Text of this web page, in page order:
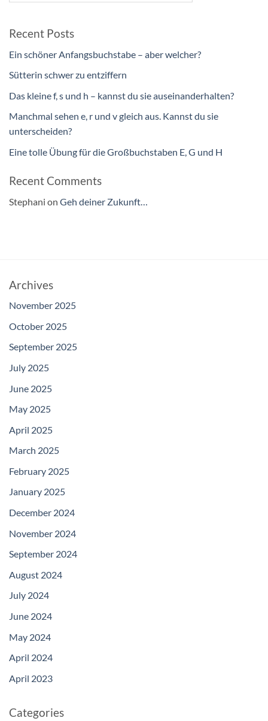
Recent Posts
Ein schöner Anfangsbuchstabe – aber welcher?
Sütterin schwer zu entziffern
Das kleine f, s und h – kannst du sie auseinanderhalten?
Manchmal sehen e, r und v gleich aus. Kannst du sie
unterscheiden?
Eine tolle Übung für die Großbuchstaben E, G und H
Recent Comments
Stephani on Geh deiner Zukunft…
Archives
November 2025
October 2025
September 2025
July 2025
June 2025
May 2025
April 2025
March 2025
February 2025
January 2025
December 2024
November 2024
September 2024
August 2024
July 2024
June 2024
May 2024
April 2024
April 2023
Categories